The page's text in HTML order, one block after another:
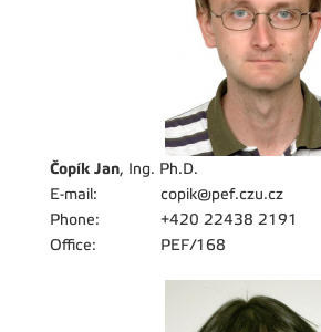
Čopík Jan, Ing. Ph.D.
E-mail:
copik@pef.czu.cz
Phone:
+420 22438 2191
Office:
PEF/168